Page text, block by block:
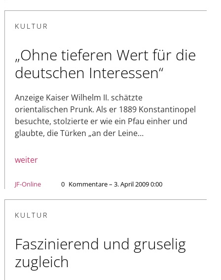
KULTUR
„Ohne tieferen Wert für die
deutschen Interessen“
Anzeige Kaiser Wilhelm II. schätzte
orientalischen Prunk. Als er 1889 Konstantinopel
besuchte, stolzierte er wie ein Pfau einher und
glaubte, die Türken „an der Leine…
weiter
JF-Online 0 Kommentare – 3. April 2009 0:00
KULTUR
Faszinierend und gruselig
zugleich